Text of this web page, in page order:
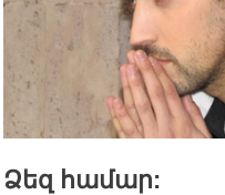
Ձեզ համար: